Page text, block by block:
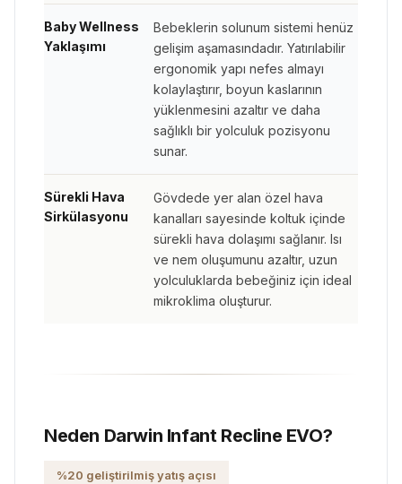
Baby Wellness
Yaklaşımı
Bebeklerin solunum sistemi henüz
gelişim aşamasındadır. Yatırılabilir
ergonomik yapı nefes almayı
kolaylaştırır, boyun kaslarının
yüklenmesini azaltır ve daha
sağlıklı bir yolculuk pozisyonu
sunar.
Sürekli Hava
Sirkülasyonu
Gövdede yer alan özel hava
kanalları sayesinde koltuk içinde
sürekli hava dolaşımı sağlanır. Isı
ve nem oluşumunu azaltır, uzun
yolculuklarda bebeğiniz için ideal
mikroklima oluşturur.
Neden Darwin Infant Recline EVO?
%20 geliştirilmiş yatış açısı